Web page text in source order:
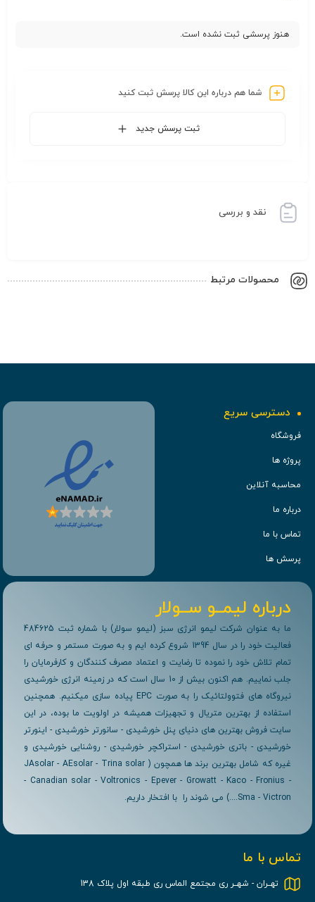
هنوز پرسشی ثبت نشده است.
شما هم درباره این کالا پرسش ثبت کنید
ثبت پرسش جدید
نقد و بررسی
محصولات مرتبط
دسترسی سریع
فروشگاه
پروژه ها
محاسبه آنلاین
درباره ما
تماس با ما
پرسش ها
درباره لیمــو ســولار
ما به عنوان شرکت لیمو انرژی سبز (لیمو سولار) با شماره ثبت 484625
فعالیت خود را در سال 1394 شروع کرده ایم و به صورت مستمر و حرفه ای
تمام تلاش خود را نموده تا رضایت و اعتماد مصرف کنندگان و کارفرمایان را
جلب نماییم. هم اکنون بیش از 10 سال است که در زمینه انرژی خورشیدی
نیروگاه های فتوولتائیک را به صورت EPC پیاده سازی میکنیم. همچنین
استفاده از بهترین متریال و تجهیزات همیشه در اولویت ما بوده، در این
سایت فروش بهترین های دنیای پنل خورشیدی - سانورتر خورشیدی - اینورتر
خورشیدی - باتری خورشیدی - استراکچر خورشیدی - روشنایی خورشیدی و
غیره که شامل بهترین برند ها همچون ( JAsolar - AEsolar - Trina solar
- Canadian solar - Voltronics - Epever - Growatt - Kaco - Fronius -
Sma - Victron....) می شوند را با افتخار داریم.
تماس با ما
تهــران - شهــر ری مجتمع الماس ری طبقه اول پلاک 138